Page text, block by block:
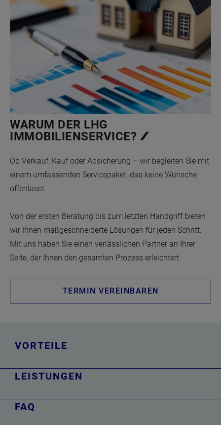
WARUM DER LHG
IMMOBILIENSERVICE?
Ob Verkauf, Kauf oder Absicherung – wir begleiten Sie mit
einem umfassenden Servicepaket, das keine Wünsche
offenlässt.
Von der ersten Beratung bis zum letzten Handgriff bieten
wir Ihnen maßgeschneiderte Lösungen für jeden Schritt.
Mit uns haben Sie einen verlässlichen Partner an Ihrer
Seite, der Ihnen den gesamten Prozess erleichtert.
TERMIN VEREINBAREN
VORTEILE
LEISTUNGEN
FAQ